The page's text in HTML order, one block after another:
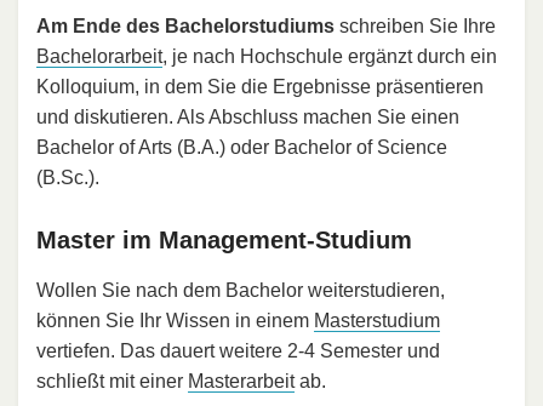
Am Ende des Bachelorstudiums schreiben Sie Ihre
Bachelorarbeit, je nach Hochschule ergänzt durch ein
Kolloquium, in dem Sie die Ergebnisse präsentieren
und diskutieren. Als Abschluss machen Sie einen
Bachelor of Arts (B.A.) oder Bachelor of Science
(B.Sc.).
Master im Management-Studium
Wollen Sie nach dem Bachelor weiterstudieren,
können Sie Ihr Wissen in einem Masterstudium
vertiefen. Das dauert weitere 2-4 Semester und
schließt mit einer Masterarbeitab.